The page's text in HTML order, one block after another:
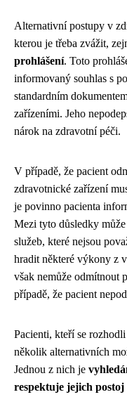
Alternativní postupy v
kterou je třeba zvážit,
prohlášení. Toto
informovaný souhlas s
standardním
zařízeními. Jeho
nárok na zdravotní péči.
V případě, že pacient
zdravotnické zařízení
je povinno pacienta
Mezi tyto důsledky
služeb, které nejsou
hradit některé výkony z
však nemůže odmítnout
případě, že pacient
Pacienti, kteří se
několik alternativních
Jednou z nich je
respektuje jejich postoj